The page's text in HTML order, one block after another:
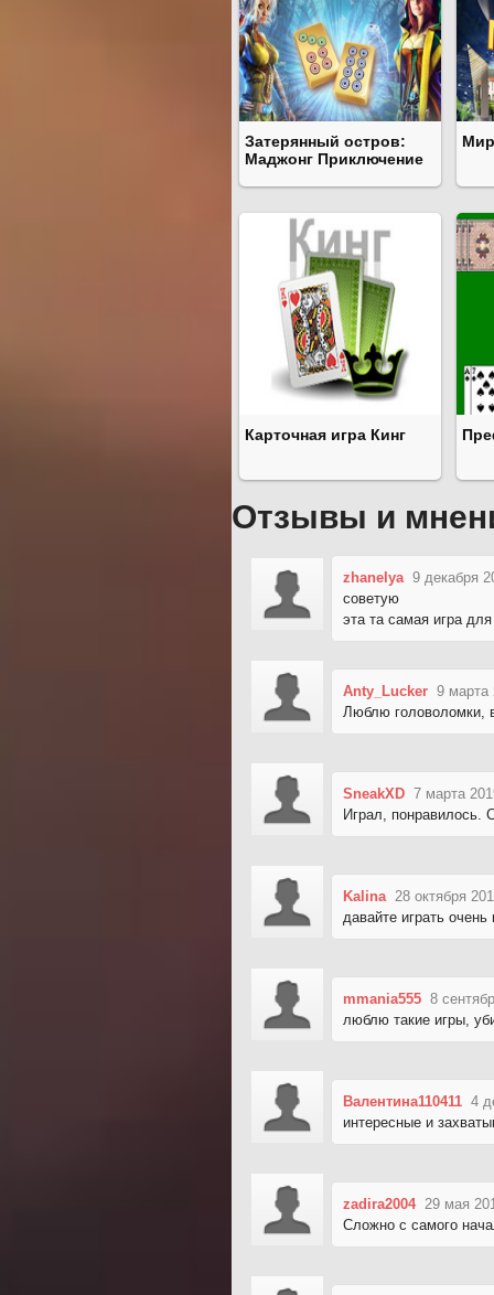
Затерянный остров:
Маджонг Приключение
Карточная игра Кинг
Отзывы и
zhanelya 9 декабря
советую
эта та самая игра
Anty_Lucker 9 марта
Люблю головоломки,
SneakXD 7 марта
Играл, понравилось.
Kalina 28 октября
давайте играть
mmania555 8
люблю такие игры,
Валентина110411 4
интересные и
zadira2004 29 мая
Сложно с самого